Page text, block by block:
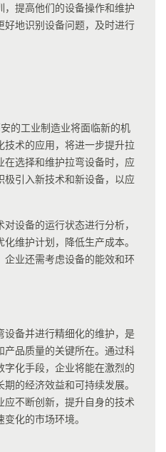
，提高他们的设备操作和维护
好地识别设备问题，及时进行
的工业制造业将面临新的机
技术的应用，将进一步提升拉
在选择和维护拉弯设备时，应
极引入新技术和新设备，以应
设备的运行状态进行分析，
维护计划，降低生产成本。
企业还需考虑设备的能效和环
设备并进行精细化的维护，是
产品质量的关键所在。通过科
化手段，企业将能在激烈的
的经济效益和可持续发展。
不断创新，提升自身的技术
化的市场环境。